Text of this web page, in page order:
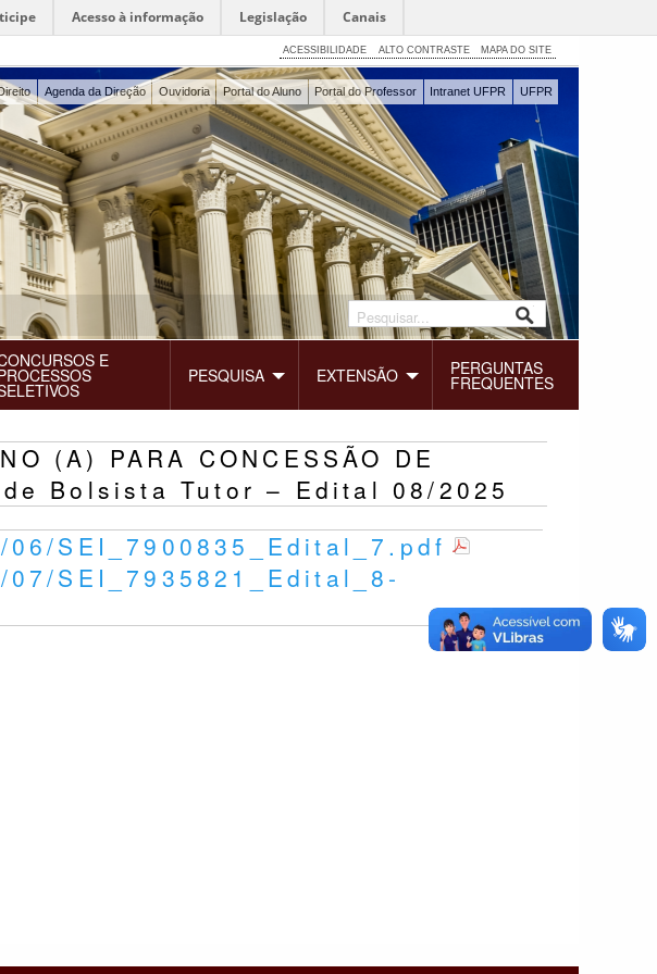
Acesso à informação Legislação Canais
ACESSIBILIDADE ALTO CONTRASTE MAPA DO SITE
Agenda da Direção Ouvidoria Portal do Aluno Portal do Professor Intranet UFPR UFPR
E
PESQUISA EXTENSÃO PERGUNTAS
FREQUENTES
(A) PARA CONCESSÃO DE
Bolsista Tutor – Edital 08/2025
SEI_7900835_Edital_7.pdf
SEI_7935821_Edital_8-